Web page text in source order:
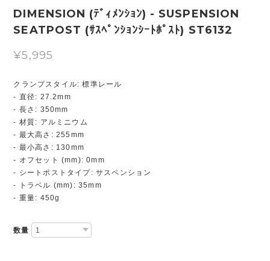
DIMENSION (ﾃﾞｨﾒﾝｼｮﾝ) - SUSPENSION
SEATPOST (ｻｽﾍﾟﾝｼｮﾝｼｰﾄﾎﾟｽﾄ) ST6132
¥5,995
クランプスタイル: 標準レール
- 直径: 27.2mm
- 長さ: 350mm
- 材質: アルミニウム
- 最大高さ: 255mm
- 最小高さ: 130mm
- オフセット (mm): 0mm
- シートポストタイプ: サスペンション
- トラベル (mm): 35mm
- 重量: 450g
数量